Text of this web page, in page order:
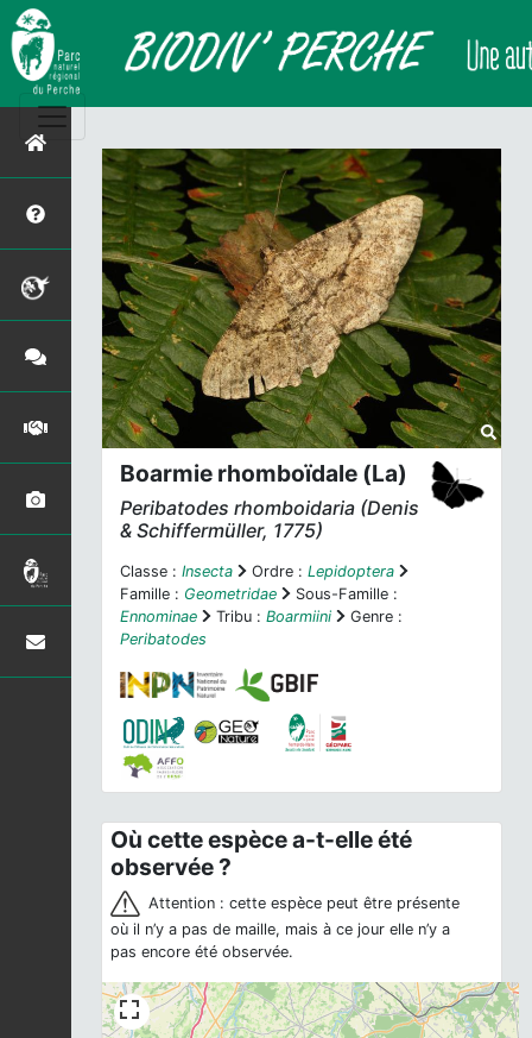
Boarmie rhomboïdale (La)
Peribatodes rhomboidaria (Denis
& Schiffermüller, 1775)
Classe : Insecta Ordre : Lepidoptera
Famille : Geometridae
Sous-Famille :
Ennominae
Tribu : Boarmiini
Genre :
Peribatodes
Où cette espèce a-t-elle été
observée ?
Attention : cette espèce peut être présente
où il n’y a pas de maille, mais à ce jour elle n’y a
pas encore été observée.